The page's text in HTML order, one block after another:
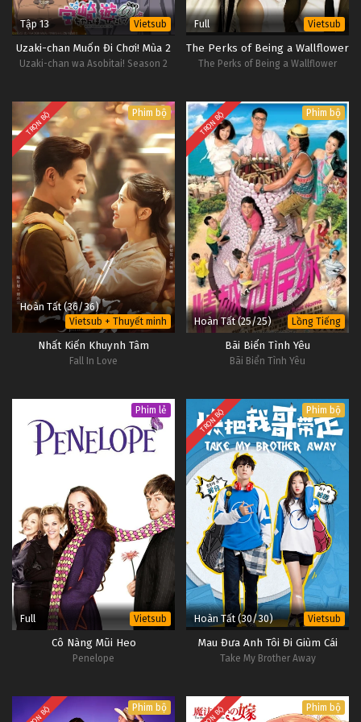
24
Thuở Xưa Có Ngọn Núi Linh Kiếm Tập
24
Vietsub
#1
23
Thuở Xưa Có Ngọn Núi Linh Kiếm Tập
Vietsub
Tập 13 Vietsub
Uzaki-chan Muốn Đi Chơi! Mùa 2
Uzaki-chan wa Asobitai! Season 2
Full Vietsub
The Perks of Being a Wallflower
The Perks of Being a Wallflower
TRỌN BỘ Phim bộ
Hoàn Tất (36/36)
Vietsub + Thuyết minh
Nhất Kiến Khuynh Tâm
Fall In Love
TRỌN BỘ Phim bộ
Hoàn Tất (25/25) Lồng Tiếng
Bãi Biển Tình Yêu
Bãi Biển Tình Yêu
Phim lẻ
Full Vietsub
Cô Nàng Mũi Heo
Penelope
TRỌN BỘ Phim bộ
Hoàn Tất (30/30) Vietsub
Mau Đưa Anh Tôi Đi Giùm Cái
Take My Brother Away
Phim bộ Phim bộ